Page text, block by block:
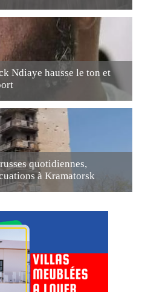
Ndiaye hausse le ton et
quotidiennes,
à Kramatorsk